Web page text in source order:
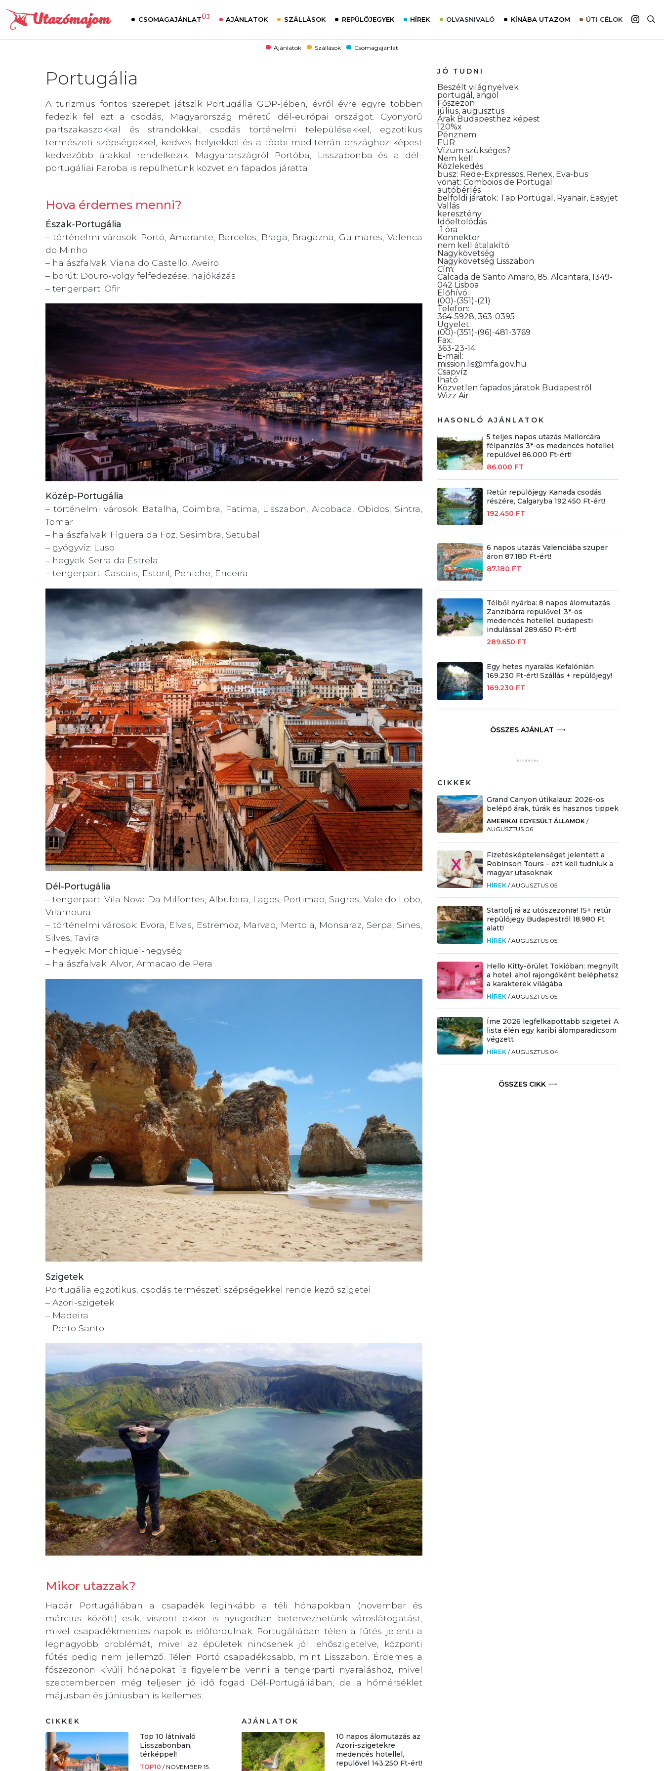
Ajánlatok Szállások Csomagajánlat
CSOMAGAJÁNLATÚJ AJÁNLATOK SZÁLLÁSOK REPÜLŐJEGYEK HÍREK OLVASNIVALÓ
Tippek & Trükkök
Utazómajom – CitySIM kártya a világutazóknak
Interjú
Élménybeszámolók
Szállodalátogatás
Sajtómegjelenések
KÍNÁBA UTAZOM ÚTI CÉLOK
Portugália
A turizmus fontos szerepet játszik Portugália GDP-jében, évről évre egyre többen
fedezik fel ezt a csodás, Magyarország méretű dél-európai országot. Gyönyörű
partszakaszokkal és strandokkal, csodás történelmi településekkel, egzotikus
természeti szépségekkel, kedves helyiekkel és a többi mediterrán országhoz képest
kedvezőbb árakkal rendelkezik. Magyarországról Portóba, Lisszabonba és a dél-
portugáliai Faroba is repülhetünk közvetlen fapados járattal.
Hova érdemes menni?
Észak-Portugália
– történelmi városok: Portó, Amarante, Barcelos, Braga, Bragazna, Guimares, Valenca
do Minho
– halászfalvak: Viana do Castello, Aveiro
– borút: Douro-völgy felfedezése, hajókázás
– tengerpart: Ofir
Közép-Portugália
– történelmi városok: Batalha, Coimbra, Fatima, Lisszabon, Alcobaca, Obidos, Sintra,
Tomar
– halászfalvak: Figuera da Foz, Sesimbra, Setubal
– gyógyvíz: Luso
– hegyek: Serra da Estrela
– tengerpart: Cascais, Estoril, Peniche, Ericeira
Dél-Portugália
– tengerpart: Vila Nova Da Milfontes, Albufeira, Lagos, Portimao, Sagres, Vale do Lobo,
Vilamoura
– történelmi városok: Evora, Elvas, Estremoz, Marvao, Mertola, Monsaraz, Serpa, Sines,
Silves, Tavira
– hegyek: Monchiquei-hegység
– halászfalvak: Alvor, Armacao de Pera
Szigetek
Portugália egzotikus, csodás természeti szépségekkel rendelkező szigetei
– Azori-szigetek
– Madeira
– Porto Santo
Mikor utazzak?
Habár Portugáliában a csapadék leginkább a téli hónapokban (november és
március között) esik, viszont ekkor is nyugodtan betervezhetünk városlátogatást,
mivel csapadékmentes napok is előfordulnak. Portugáliában télen a fűtés jelenti a
legnagyobb problémát, mivel az épületek nincsenek jól lehőszigetelve, központi
fűtés pedig nem jellemző. Télen Portó csapadékosabb, mint Lisszabon. Érdemes a
főszezonon kívűli hónapokat is figyelembe venni a tengerparti nyaraláshoz, mivel
szeptemberben még teljesen jó idő fogad Dél-Portugáliában, de a hőmérséklet
májusban és júniusban is kellemes.
CIKKEK
Top 10 látnivaló
Lisszabonban,
térképpel!
TOP10/ NOVEMBER 15.
AJÁNLATOK
10 napos álomutazás az
Azori-szigetekre
medencés hotellel,
repülővel 143.250 Ft-ért!
JÓ TUDNI
Beszélt világnyelvek
portugál, angol
Főszezon
július, augusztus
Árak Budapesthez képest
120%x
Pénznem
EUR
Vízum szükséges?
Nem kell
Közlekedés
busz: Rede-Expressos, Renex, Eva-bus
vonat: Comboios de Portugal
autóbérlés
belföldi járatok: Tap Portugal, Ryanair, Easyjet
Vallás
keresztény
Időeltolódás
-1 óra
Konnektor
nem kell átalakító
Nagykövetség
Nagykövetség Lisszabon
Cím:
Calcada de Santo Amaro, 85. Alcantara, 1349-
042 Lisboa
Előhívó:
(00)-(351)-(21)
Telefon:
364-5928, 363-0395
Ügyelet:
(00)-(351)-(96)-481-3769
Fax:
363-23-14
E-mail:
mission.lis@mfa.gov.hu
Csapvíz
Iható
Közvetlen fapados járatok Budapestről
Wizz Air
HASONLÓ AJÁNLATOK
5 teljes napos utazás Mallorcára
félpanziós 3*-os medencés hotellel,
repülővel 86.000 Ft-ért!
86.000 FT
Retúr repülőjegy Kanada csodás
részére, Calgaryba 192.450 Ft-ért!
192.450 FT
6 napos utazás Valenciába szuper
áron 87.180 Ft-ért!
87.180 FT
Télből nyárba: 8 napos álomutazás
Zanzibárra repülővel, 3*-os
medencés hotellel, budapesti
indulással 289.650 Ft-ért!
289.650 FT
Egy hetes nyaralás Kefalónián
169.230 Ft-ért! Szállás + repülőjegy!
169.230 FT
ÖSSZES AJÁNLAT
CIKKEK
Grand Canyon útikalauz: 2026-os
belépő árak, túrák és hasznos tippek
AMERIKAI EGYESÜLT ÁLLAMOK /
AUGUSZTUS 06.
Fizetésképtelenséget jelentett a
Robinson Tours – ezt kell tudniuk a
magyar utasoknak
HÍREK /AUGUSZTUS 05.
Startolj rá az utószezonra! 15+ retúr
repülőjegy Budapestről 18.980 Ft
alatt!
HÍREK /AUGUSZTUS 05.
Hello Kitty-őrület Tokióban: megnyílt
a hotel, ahol rajongóként beléphetsz
a karakterek világába
HÍREK /AUGUSZTUS 05.
Íme 2026 legfelkapottabb szigetei: A
lista élén egy karibi álomparadicsom
végzett
HÍREK /AUGUSZTUS 04.
ÖSSZES CIKK